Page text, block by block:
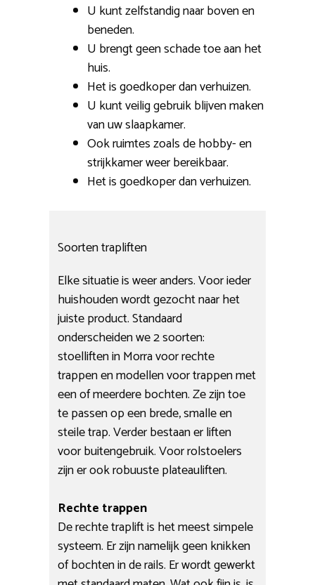
U kunt zelfstandig naar boven en
beneden.
U brengt geen schade toe aan het
huis.
Het is goedkoper dan verhuizen.
U kunt veilig gebruik blijven maken
van uw slaapkamer.
Ook ruimtes zoals de hobby- en
strijkkamer weer bereikbaar.
Het is goedkoper dan verhuizen.
Soorten trapliften
Elke situatie is weer anders. Voor ieder
huishouden wordt gezocht naar het
juiste product. Standaard
onderscheiden we 2 soorten:
stoelliften in Morra voor rechte
trappen en modellen voor trappen met
een of meerdere bochten. Ze zijn toe
te passen op een brede, smalle en
steile trap. Verder bestaan er liften
voor buitengebruik. Voor rolstoelers
zijn er ook robuuste plateauliften.
Rechte trappen
De rechte traplift is het meest simpele
systeem. Er zijn namelijk geen knikken
of bochten in de rails. Er wordt gewerkt